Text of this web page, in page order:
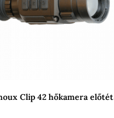
Clip 42 hőkamera előtét